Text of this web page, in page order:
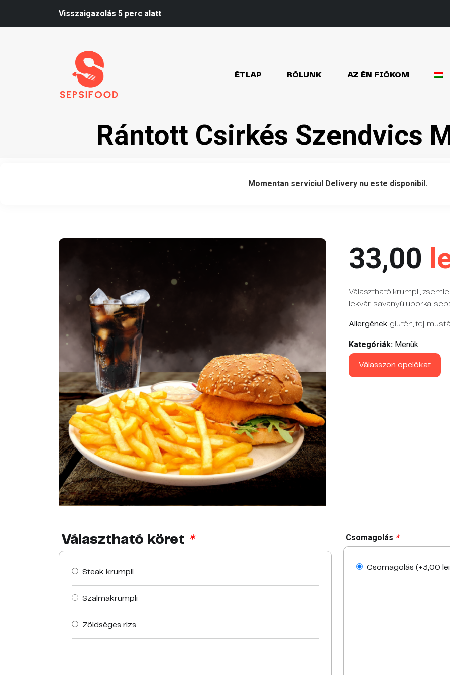
Visszaigazolás 5 perc alatt
ÉTLAP RÓLUNK AZ ÉN FIÓKOM
Rántott Csirkés Szendvics
Momentan serviciul Delivery nu este disponibil.
33,00
Választható krumpli,
lekvár ,savanyú uborka,
Allergének: glutén, tej,
Kategóriák: Menük
Válasszon opciókat
Választható köret *
Steak krumpli
Szalmakrumpli
Zöldséges rizs
Csomagolás *
Csomagolás (+3,00 lei